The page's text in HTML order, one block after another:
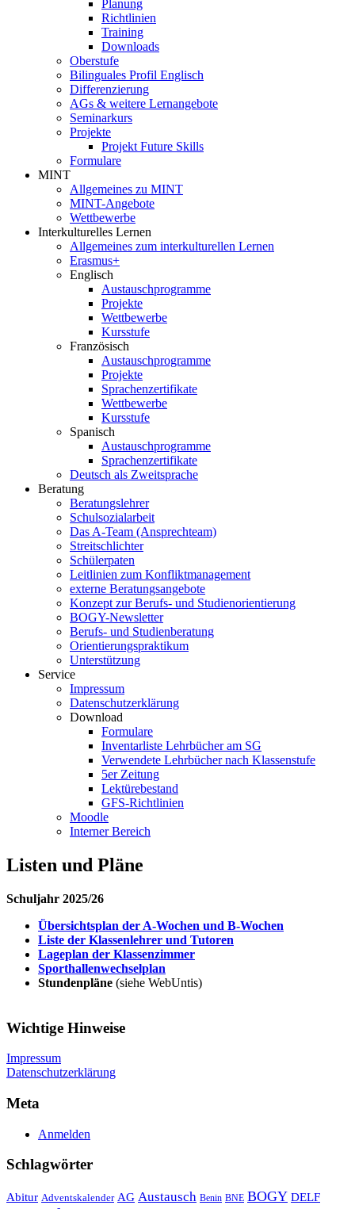
Planung
Richtlinien
Training
Downloads
Oberstufe
Bilinguales Profil Englisch
Differenzierung
AGs & weitere Lernangebote
Seminarkurs
Projekte
Projekt Future Skills
Formulare
MINT
Allgemeines zu MINT
MINT-Angebote
Wettbewerbe
Interkulturelles Lernen
Allgemeines zum interkulturellen Lernen
Erasmus+
Englisch
Austauschprogramme
Projekte
Wettbewerbe
Kursstufe
Französisch
Austauschprogramme
Projekte
Sprachenzertifikate
Wettbewerbe
Kursstufe
Spanisch
Austauschprogramme
Sprachenzertifikate
Deutsch als Zweitsprache
Beratung
Beratungslehrer
Schulsozialarbeit
Das A-Team (Ansprechteam)
Streitschlichter
Schülerpaten
Leitlinien zum Konfliktmanagement
externe Beratungsangebote
Konzept zur Berufs- und Studienorientierung
BOGY-Newsletter
Berufs- und Studienberatung
Orientierungspraktikum
Unterstützung
Service
Impressum
Datenschutzerklärung
Download
Formulare
Inventarliste Lehrbücher am SG
Verwendete Lehrbücher nach Klassenstufe
5er Zeitung
Lektürebestand
GFS-Richtlinien
Moodle
Interner Bereich
Listen und Pläne
Schuljahr 2025/26
Übersichtsplan der A-Wochen und B-Wochen
Liste der Klassenlehrer und Tutoren
Lageplan der Klassenzimmer
Sporthallenwechselplan
Stundenpläne (siehe WebUntis)
Wichtige Hinweise
Impressum
Datenschutzerklärung
Meta
Anmelden
Schlagwörter
Abitur Adventskalender AG Austausch Benin BNE BOGY DELF